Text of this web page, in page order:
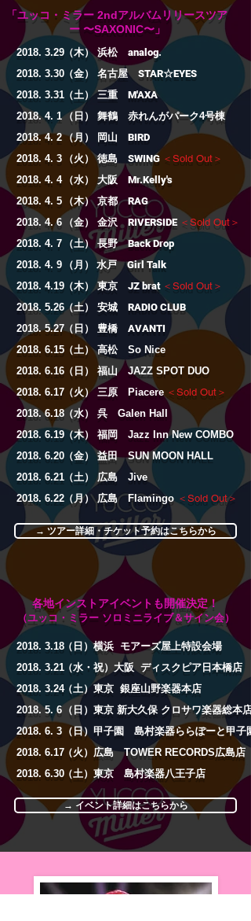
​「ユッコ・ミラー 2ndアルバムリリースツア
ー 〜SAXONIC〜」
2018. 3.29
2018. 3.30
2018. 3.31
2018. 4. 1
2018. 4. 2
2018. 4. 3
2018. 4. 4
2018. 4. 5
2018. 4. 6
2018. 4. 7
2018. 4. 9
2018. 4.19
2018. 5.26
2018. 5.27
2018. 6.15
2018. 6.16
​2018. 6.17
2018. 6.18
2018. 6.19
2018. 6.20
2018. 6.21
2018. 6.22
​（木） 浜松 analog.
（金） 名古屋 STAR☆EYES
（土） 三重 M'AXA
（日） 舞鶴 赤れんがパーク4号棟
（月） 岡山 BIRD
（火） 徳島 SWING ＜Sold Out＞
（水） 大阪 Mr.Kelly's
（木） 京都RAG
（金） 金沢 RIVERSIDE ＜Sold Out＞
（土） 長野Back Drop
（月） 水戸 Girl Talk
（木） 東京 JZ brat ＜Sold Out＞
​（土） 安城 RADIO CLUB
（日） 豊橋 AVANTI
（土） 高松 So Nice
（日） 福山 JAZZ SPOT DUO
（火） 三原 Piacere ＜Sold Out＞
（水） 呉 Galen Hall
（木） 福岡 Jazz Inn New COMBO
（金） 益田 SUN MOON HALL
（土） 広島 Jive
（月） 広島 Flamingo ＜Sold Out＞
→ ツアー詳細・チケット予約はこちらから
​各地インストアイベントも開催決定！
​（ユッコ・ミラー ソロミニライブ＆サイン会）
2018. 3.18
2018. 3.21
2018. 3.24
​2018. 5. 6
2018. 6. 3
2018. 6.17
​2018. 6.30
（日）横浜 モアーズ屋上特設会場
​（水・祝）大阪 ディスクピア日本橋店
（土）東京 銀座山野楽器本店
（日）東京 新大久保 クロサワ楽器総本店
（日）甲子園 島村楽器ららぽーと甲子
（火）広島 TOWER RECORDS広島店
（土）東京 島村楽器八王子店
→ イベント詳細はこちらから